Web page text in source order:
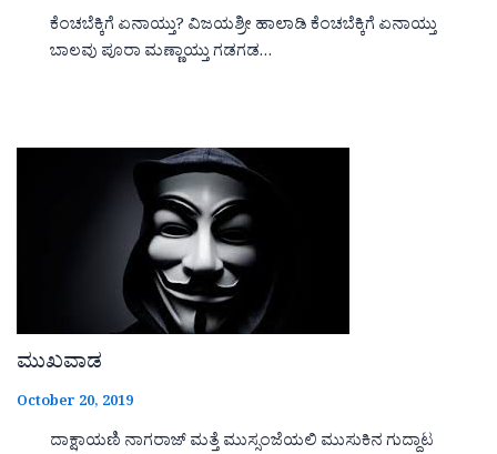
ಕೆಂಚಬೆಕ್ಕಿಗೆ ಏನಾಯ್ತು? ವಿಜಯಶ್ರೀ ಹಾಲಾಡಿ ಕೆಂಚಬೆಕ್ಕಿಗೆ ಏನಾಯ್ತು
ಬಾಲವು ಪೂರಾ ಮಣ್ಣಾಯ್ತು ಗಡಗಡ…
ಮುಖವಾಡ
October 20, 2019
ದಾಕ್ಷಾಯಣಿ ನಾಗರಾಜ್ ಮತ್ತೆ ಮುಸ್ಸಂಜೆಯಲಿ ಮುಸುಕಿನ ಗುದ್ದಾಟ